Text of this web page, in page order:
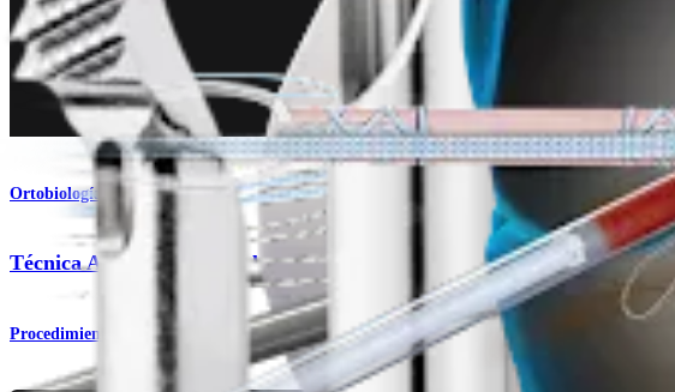
Ortobiología
Técnica AutoCart™ para la cadera
Procedimiento